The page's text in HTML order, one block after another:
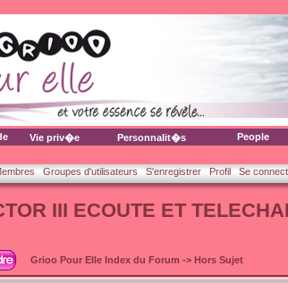
Vie priv�e Personnalit�s People
Groupes d'utilisateurs S'enregistrer Profil Se
III ECOUTE ET
Grioo Pour Elle Index du Forum -> Hors Sujet